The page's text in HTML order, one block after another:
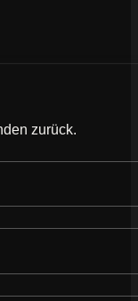
zurück.